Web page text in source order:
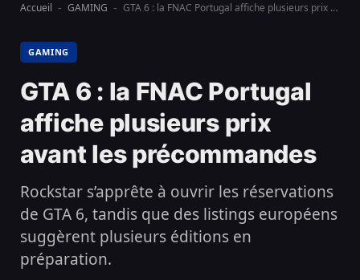
Accueil - GAMING - GTA 6 : la FNAC Portugal affiche plusieurs prix avant les précommandes
GAMING
GTA 6 : la FNAC Portugal
affiche plusieurs prix
avant les précommandes
Rockstar s’apprête à ouvrir les réservations
de GTA 6, tandis que des listings européens
suggèrent plusieurs éditions en
préparation.